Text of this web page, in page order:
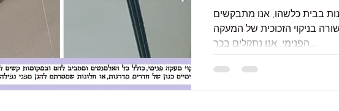
בבית כלשהו, אנו מתבקשים
בניקוי הזכוכית של המעקה
הפנימי. אנו נתקלים בכך...